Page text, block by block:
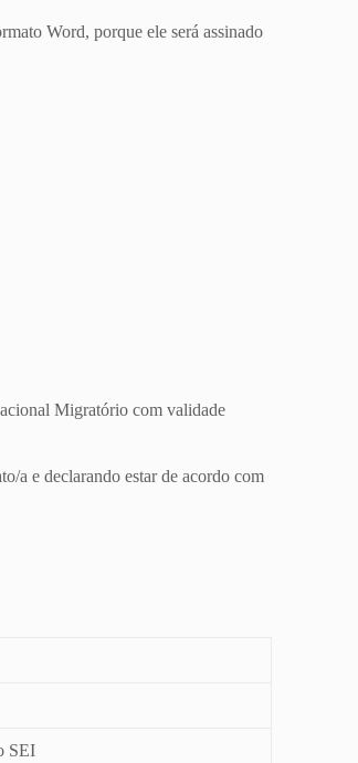
Word, porque ele será assinado
Migratório com validade
a e declarando estar de acordo com
SEI